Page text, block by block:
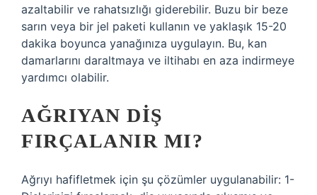
azaltabilir ve rahatsızlığı giderebilir. Buzu bir beze
sarın veya bir jel paketi kullanın ve yaklaşık 15-20
dakika boyunca yanağınıza uygulayın. Bu, kan
damarlarını daraltmaya ve iltihabı en aza indirmeye
yardımcı olabilir.
AĞRIYAN DIŞ
FIRÇALANIR MI?
Ağrıyı hafifletmek için şu çözümler uygulanabilir: 1-